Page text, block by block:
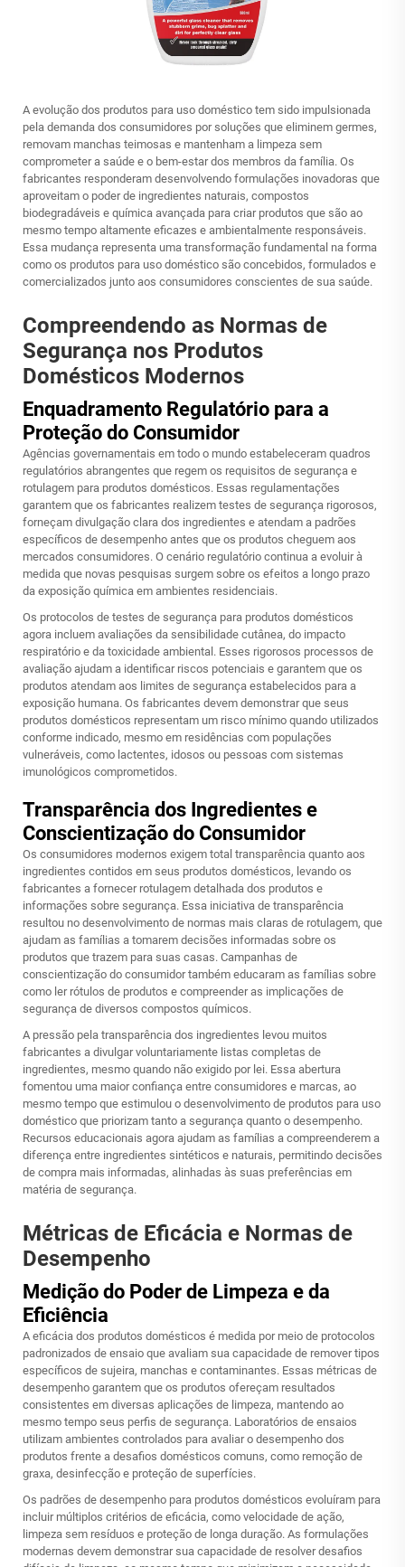
A evolução dos produtos para uso doméstico tem sido impulsionada
pela demanda dos consumidores por soluções que eliminem germes,
removam manchas teimosas e mantenham a limpeza sem
comprometer a saúde e o bem-estar dos membros da família. Os
fabricantes responderam desenvolvendo formulações inovadoras que
aproveitam o poder de ingredientes naturais, compostos
biodegradáveis e química avançada para criar produtos que são ao
mesmo tempo altamente eficazes e ambientalmente responsáveis.
Essa mudança representa uma transformação fundamental na forma
como os produtos para uso doméstico são concebidos, formulados e
comercializados junto aos consumidores conscientes de sua saúde.
Compreendendo as Normas de
Segurança nos Produtos
Domésticos Modernos
Enquadramento Regulatório para a
Proteção do Consumidor
Agências governamentais em todo o mundo estabeleceram quadros
regulatórios abrangentes que regem os requisitos de segurança e
rotulagem para produtos domésticos. Essas regulamentações
garantem que os fabricantes realizem testes de segurança rigorosos,
forneçam divulgação clara dos ingredientes e atendam a padrões
específicos de desempenho antes que os produtos cheguem aos
mercados consumidores. O cenário regulatório continua a evoluir à
medida que novas pesquisas surgem sobre os efeitos a longo prazo
da exposição química em ambientes residenciais.
Os protocolos de testes de segurança para produtos domésticos
agora incluem avaliações da sensibilidade cutânea, do impacto
respiratório e da toxicidade ambiental. Esses rigorosos processos de
avaliação ajudam a identificar riscos potenciais e garantem que os
produtos atendam aos limites de segurança estabelecidos para a
exposição humana. Os fabricantes devem demonstrar que seus
produtos domésticos representam um risco mínimo quando utilizados
conforme indicado, mesmo em residências com populações
vulneráveis, como lactentes, idosos ou pessoas com sistemas
imunológicos comprometidos.
Transparência dos Ingredientes e
Conscientização do Consumidor
Os consumidores modernos exigem total transparência quanto aos
ingredientes contidos em seus produtos domésticos, levando os
fabricantes a fornecer rotulagem detalhada dos produtos e
informações sobre segurança. Essa iniciativa de transparência
resultou no desenvolvimento de normas mais claras de rotulagem, que
ajudam as famílias a tomarem decisões informadas sobre os
produtos que trazem para suas casas. Campanhas de
conscientização do consumidor também educaram as famílias sobre
como ler rótulos de produtos e compreender as implicações de
segurança de diversos compostos químicos.
A pressão pela transparência dos ingredientes levou muitos
fabricantes a divulgar voluntariamente listas completas de
ingredientes, mesmo quando não exigido por lei. Essa abertura
fomentou uma maior confiança entre consumidores e marcas, ao
mesmo tempo que estimulou o desenvolvimento de produtos para uso
doméstico que priorizam tanto a segurança quanto o desempenho.
Recursos educacionais agora ajudam as famílias a compreenderem a
diferença entre ingredientes sintéticos e naturais, permitindo decisões
de compra mais informadas, alinhadas às suas preferências em
matéria de segurança.
Métricas de Eficácia e Normas de
Desempenho
Medição do Poder de Limpeza e da
Eficiência
A eficácia dos produtos domésticos é medida por meio de protocolos
padronizados de ensaio que avaliam sua capacidade de remover tipos
específicos de sujeira, manchas e contaminantes. Essas métricas de
desempenho garantem que os produtos ofereçam resultados
consistentes em diversas aplicações de limpeza, mantendo ao
mesmo tempo seus perfis de segurança. Laboratórios de ensaios
utilizam ambientes controlados para avaliar o desempenho dos
produtos frente a desafios domésticos comuns, como remoção de
graxa, desinfecção e proteção de superfícies.
Os padrões de desempenho para produtos domésticos evoluíram para
incluir múltiplos critérios de eficácia, como velocidade de ação,
limpeza sem resíduos e proteção de longa duração. As formulações
modernas devem demonstrar sua capacidade de resolver desafios